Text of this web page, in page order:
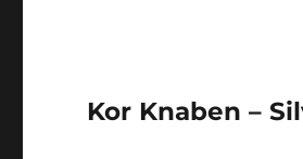
Kor Knaben –